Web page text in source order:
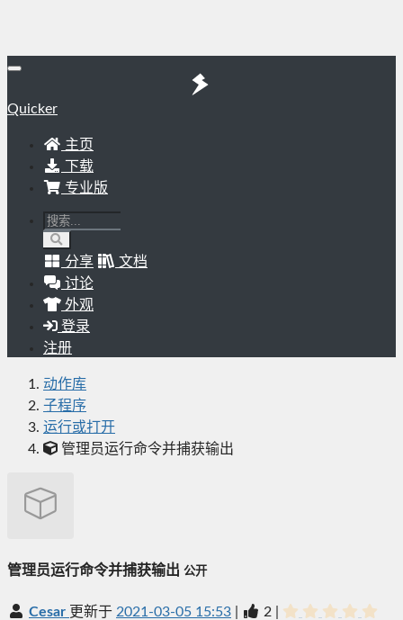
Quicker
主页
下载
专业版
分享
文档
讨论
外观
登录
注册
动作库
子程序
运行或打开
管理员运行命令并捕获输出
管理员运行命令并捕获输出 公开
Cesar 更新于 2021-03-05 15:53 2